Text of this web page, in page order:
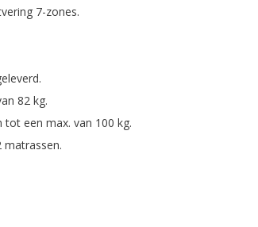
7-zones.
82 kg.
een max. van 100 kg.
matrassen.